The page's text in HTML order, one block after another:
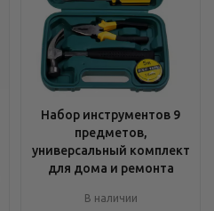
Набор инструментов 9
предметов,
универсальный комплект
для дома и ремонта
В наличии